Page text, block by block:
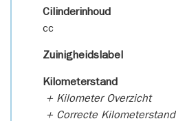
Cilinderinhoud
cc
Zuinigheidslabel
Kilometerstand
+ Kilometer Overzicht
+ Correcte Kilometerstand